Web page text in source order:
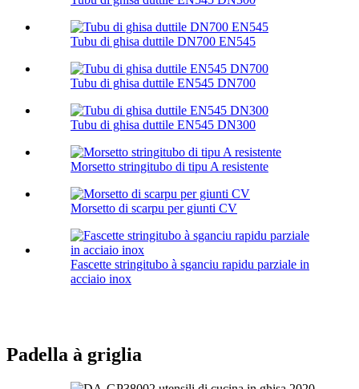
Tubu di ghisa duttile DN700 EN545
Tubu di ghisa duttile EN545 DN700
Tubu di ghisa duttile EN545 DN300
Morsetto stringitubo di tipu A resistente
Morsetto di scarpu per giunti CV
Fascette stringitubo à sganciu rapidu parziale in
acciaio inox
Padella à griglia